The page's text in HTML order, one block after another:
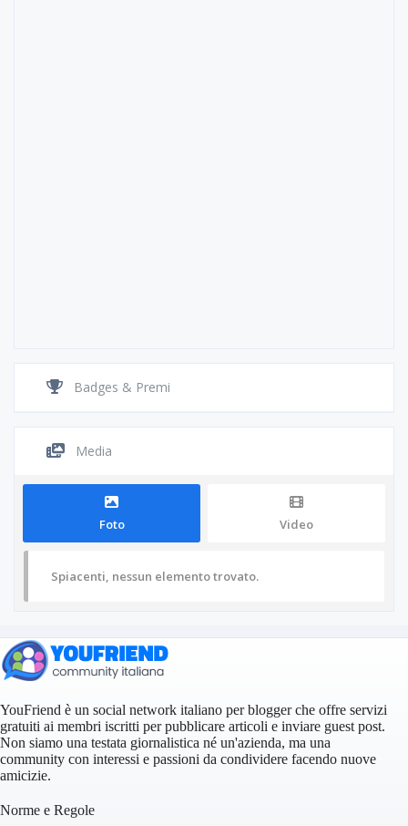
Badges & Premi
Media
Foto Video
Spiacenti, nessun elemento trovato.
YouFriend è un social network italiano per blogger che offre servizi
gratuiti ai membri iscritti per pubblicare articoli e inviare guest post.
Non siamo una testata giornalistica né un'azienda, ma una
community con interessi e passioni da condividere facendo nuove
amicizie.
Norme e Regole